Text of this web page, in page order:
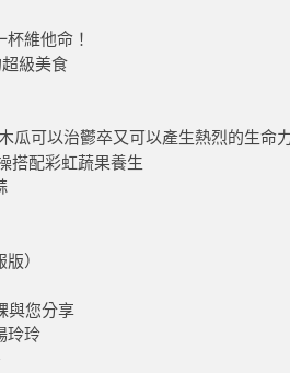
維他命！
級美食
瓜可以治鬱卒又可以產生熱烈的生命
搭配彩虹蔬果養生
）
與您分享
玲玲